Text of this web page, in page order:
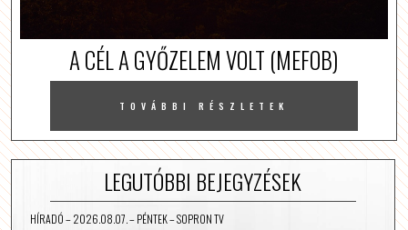
A CÉL A GYŐZELEM VOLT (MEFOB)
TOVÁBBI RÉSZLETEK
LEGUTÓBBI BEJEGYZÉSEK
HÍRADÓ – 2026.08.07. – PÉNTEK – SOPRON TV